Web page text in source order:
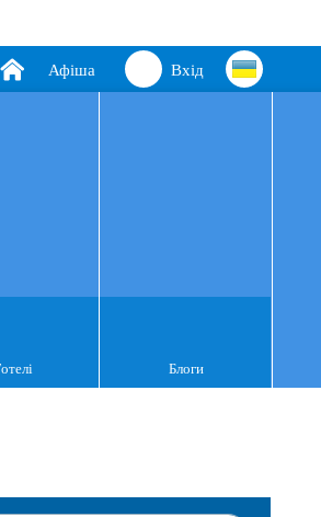
Вхід
Афіша
Блоги